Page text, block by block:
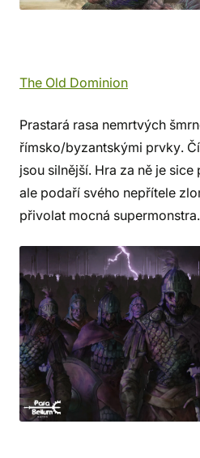
The Old Dominion
Prastará rasa nemrtvých
římsko/byzantskými prvky.
jsou silnější. Hra za ně je
ale podaří svého nepřítele
přivolat mocná supermonstra.